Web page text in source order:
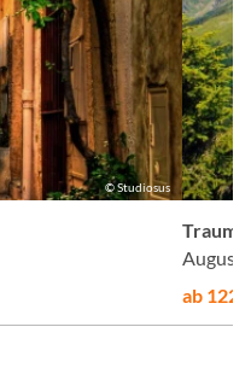
© Studiosus
August
ab